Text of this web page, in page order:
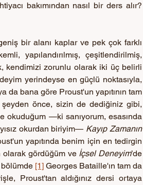
bakımından nasıl bir ders alır?
bir alanı kaplar ve pek çok farklı
yapılandırılmış, çeşitlendirilmiş,
kendimizi zorunlu olarak iki üç belirli
deyim yerindeyse en güçlü noktasıyla,
bana göre Proust'un yapıtının tam
şeyden önce, sizin de dediğiniz gibi,
okuduğum —ki sanıyorum, esasında
okurdan biriyim— Kayıp Zamanın
yapıtında benim için en tedirgin
olarak gördüğüm ve İçsel Deneyim’de
bölümde [1] Georges Bataille'ın tam da
Proust'tan aldığınız dersi ortaya